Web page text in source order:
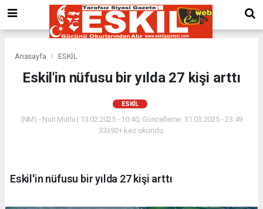
Anasayfa ESKİL
Eskil'in nüfusu bir yılda 27 kişi arttı
ESKİL
(NM) - Nuri Mutlu | 13.02.2025 - 10:40, Güncelleme: 31.03.2025 - 23:49
33392+ kez okundu.
Eskil'in nüfusu bir yılda 27 kişi arttı